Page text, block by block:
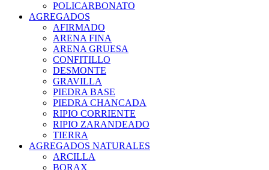
POLICARBONATO
AGREGADOS
AFIRMADO
ARENA FINA
ARENA GRUESA
CONFITILLO
DESMONTE
GRAVILLA
PIEDRA BASE
PIEDRA CHANCADA
RIPIO CORRIENTE
RIPIO ZARANDEADO
TIERRA
AGREGADOS NATURALES
ARCILLA
BORAX